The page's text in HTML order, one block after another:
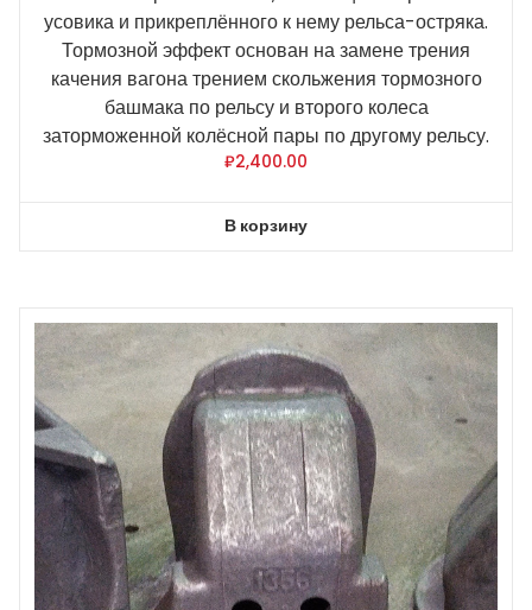
усовика и прикреплённого к нему рельса-остряка.
Тормозной эффект основан на замене трения
качения вагона трением скольжения тормозного
башмака по рельсу и второго колеса
заторможенной колёсной пары по другому рельсу.
₽2,400.00
В корзину